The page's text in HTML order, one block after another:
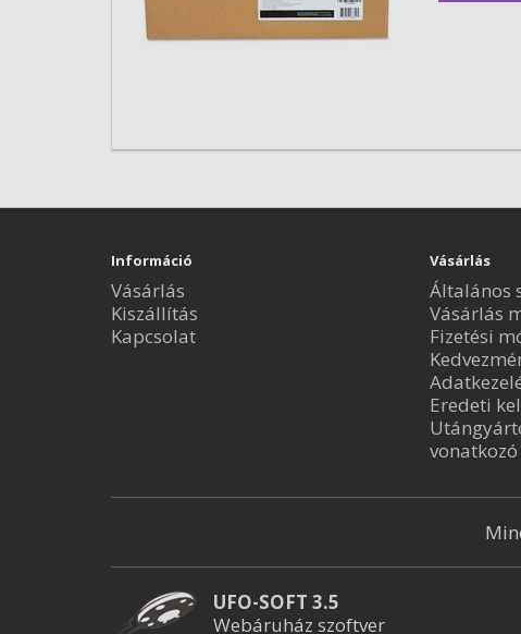
Információ
Vásárlás
Kiszállítás
Kapcsolat
Vásárlás
Általános
Vásárlás
Fizetési
Eredeti
UFO-SOFT 3.5
Webáruház szoftver